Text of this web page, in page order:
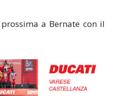
a Bernate con il